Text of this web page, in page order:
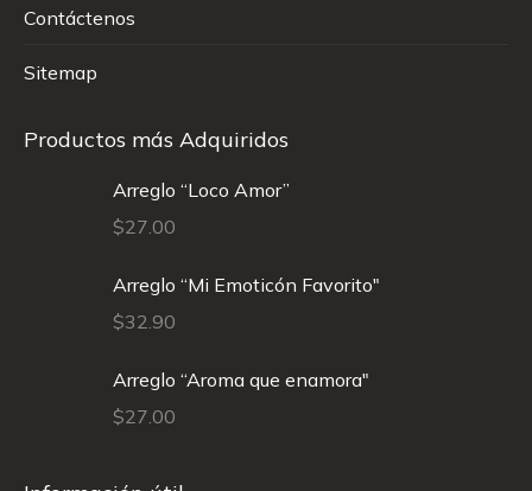
Contáctenos
Sitemap
Productos más Adquiridos
Arreglo “Loco Amor”
$27.00
Arreglo “Mi Emoticón Favorito"
$32.90
Arreglo “Aroma que enamora"
$27.00